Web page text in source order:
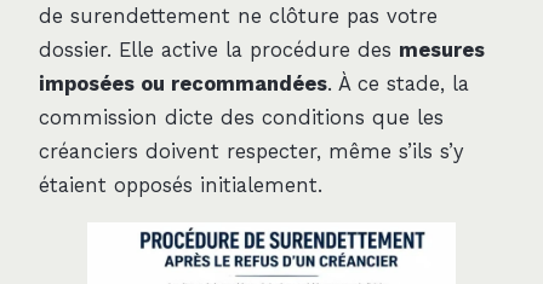
de surendettement ne clôture pas votre
dossier. Elle active la procédure des mesures
imposées ou recommandées. À ce stade, la
commission dicte des conditions que les
créanciers doivent respecter, même s’ils s’y
étaient opposés initialement.